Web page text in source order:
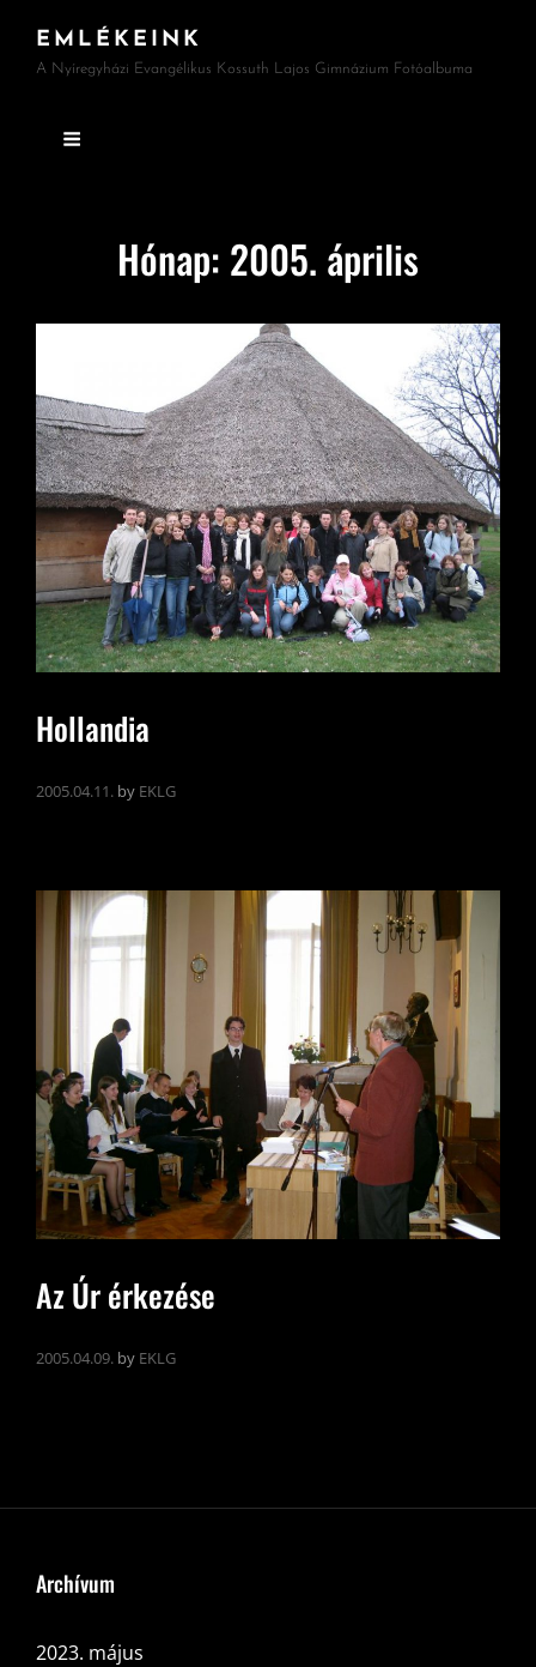
EMLÉKEINK
A Nyíregyházi Evangélikus Kossuth Lajos Gimnázium Fotóalbuma
Hónap: 2005. április
Hollandia
2005.04.11. by EKLG
Az Úr érkezése
2005.04.09. by EKLG
Archívum
2023. május